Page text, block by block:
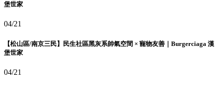
堡世家
04/21
【松山區/南京三民】民生社區黑灰系帥氣空間 × 寵物友善｜Burgerciaga 漢
堡世家
04/21